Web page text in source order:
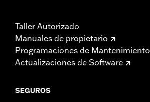
Taller Autorizado
Manuales de propietario
Programaciones de Mantenimiento
Actualizaciones de Software
SEGUROS